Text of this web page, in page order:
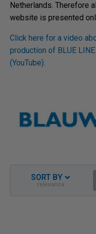
Netherlands. Therefore
website is presented
Click here for a video
production of BLUE
(YouTube).
SORT BY
relevance